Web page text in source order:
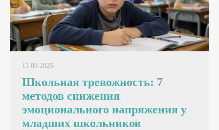
13.08.2025
Школьная тревожность: 7
методов снижения
эмоционального напряжения у
младших школьников